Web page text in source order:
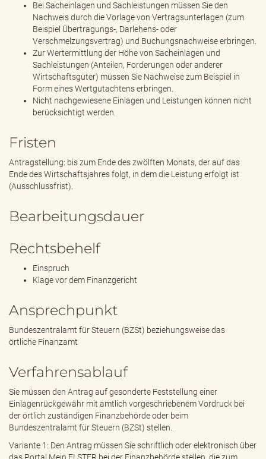
Bei Sacheinlagen und Sachleistungen müssen Sie den
Nachweis durch die Vorlage von Vertragsunterlagen (zum
Beispiel Übertragungs-, Darlehens- oder
Verschmelzungsvertrag) und Buchungsnachweise erbringen.
Zur Wertermittlung der Höhe von Sacheinlagen und
Sachleistungen (Anteilen, Forderungen oder anderer
Wirtschaftsgüter) müssen Sie Nachweise zum Beispiel in
Form eines Wertgutachtens erbringen.
Nicht nachgewiesene Einlagen und Leistungen können nicht
berücksichtigt werden.
Fristen
Antragstellung: bis zum Ende des zwölften Monats, der auf das
Ende des Wirtschaftsjahres folgt, in dem die Leistung erfolgt ist
(Ausschlussfrist).
Bearbeitungsdauer
Rechtsbehelf
Einspruch
Klage vor dem Finanzgericht
Ansprechpunkt
Bundeszentralamt für Steuern (BZSt) beziehungsweise das
örtliche Finanzamt
Verfahrensablauf
Sie müssen den Antrag auf gesonderte Feststellung einer
Einlagenrückgewähr mit amtlich vorgeschriebenem Vordruck bei
der örtlich zuständigen Finanzbehörde oder beim
Bundeszentralamt für Steuern (BZSt) stellen.
Variante 1: Den Antrag müssen Sie schriftlich oder elektronisch über